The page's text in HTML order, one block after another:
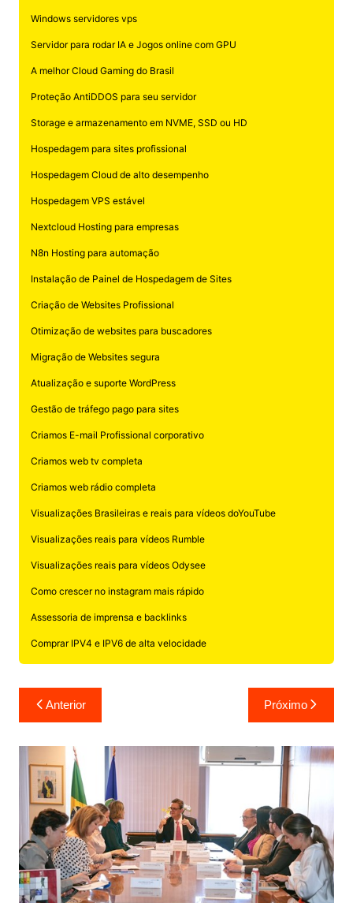
Windows servidores vps
Servidor para rodar IA e Jogos online com GPU
A melhor Cloud Gaming do Brasil
Proteção AntiDDOS para seu servidor
Storage e armazenamento em NVME, SSD ou HD
Hospedagem para sites profissional
Hospedagem Cloud de alto desempenho
Hospedagem VPS estável
Nextcloud Hosting para empresas
N8n Hosting para automação
Instalação de Painel de Hospedagem de Sites
Criação de Websites Profissional
Otimização de websites para buscadores
Migração de Websites segura
Atualização e suporte WordPress
Gestão de tráfego pago para sites
Criamos E-mail Profissional corporativo
Criamos web tv completa
Criamos web rádio completa
Visualizações Brasileiras e reais para vídeos doYouTube
Visualizações reais para vídeos Rumble
Visualizações reais para vídeos Odysee
Como crescer no instagram mais rápido
Assessoria de imprensa e backlinks
Comprar IPV4 e IPV6 de alta velocidade
Navegação
de
Post
Anterior Próximo